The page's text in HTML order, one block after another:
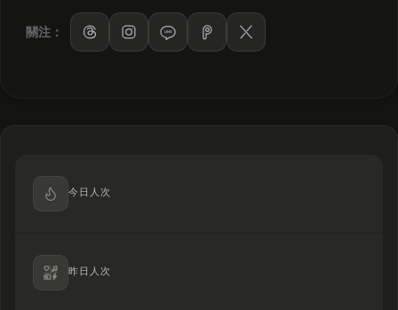
關注： LINE
今日人次
昨日人次